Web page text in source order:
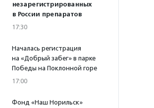
незарегистрированных
в России препаратов
17:30
Началась регистрация
на «Добрый забег» в парке
Победы на Поклонной горе
17:00
Фонд «Наш Норильск»